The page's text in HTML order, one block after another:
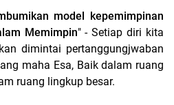
model kepemimpinan
Memimpin" - Setiap diri kita
dimintai pertanggungjwaban
maha Esa, Baik dalam ruang
ruang lingkup besar.